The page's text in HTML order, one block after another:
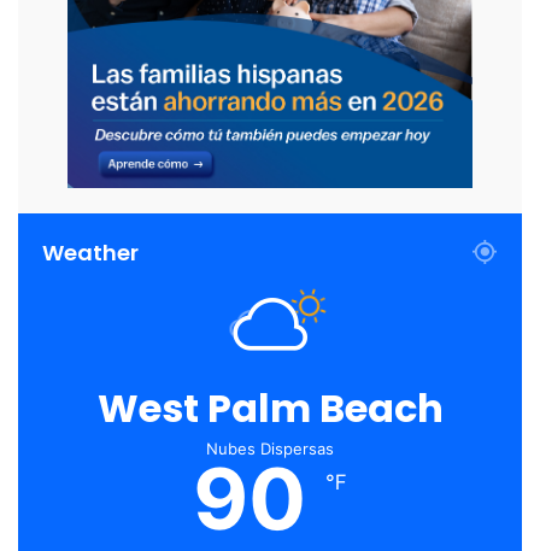
Weather
West Palm Beach
Nubes Dispersas
90 ℉